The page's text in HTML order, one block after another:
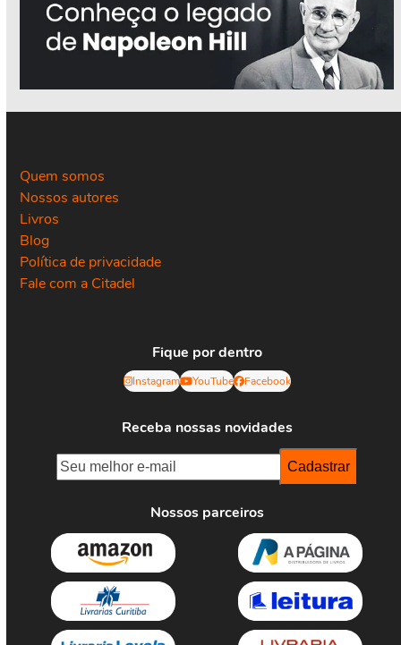
Quem somos
Nossos autores
Livros
Blog
Política de privacidade
Fale com a Citadel
Fique por dentro
Instagram YouTube Facebook
Receba nossas novidades
Nossos parceiros